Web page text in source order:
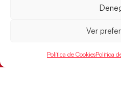
Ver
Política de CookiesPolítica
las semifinales